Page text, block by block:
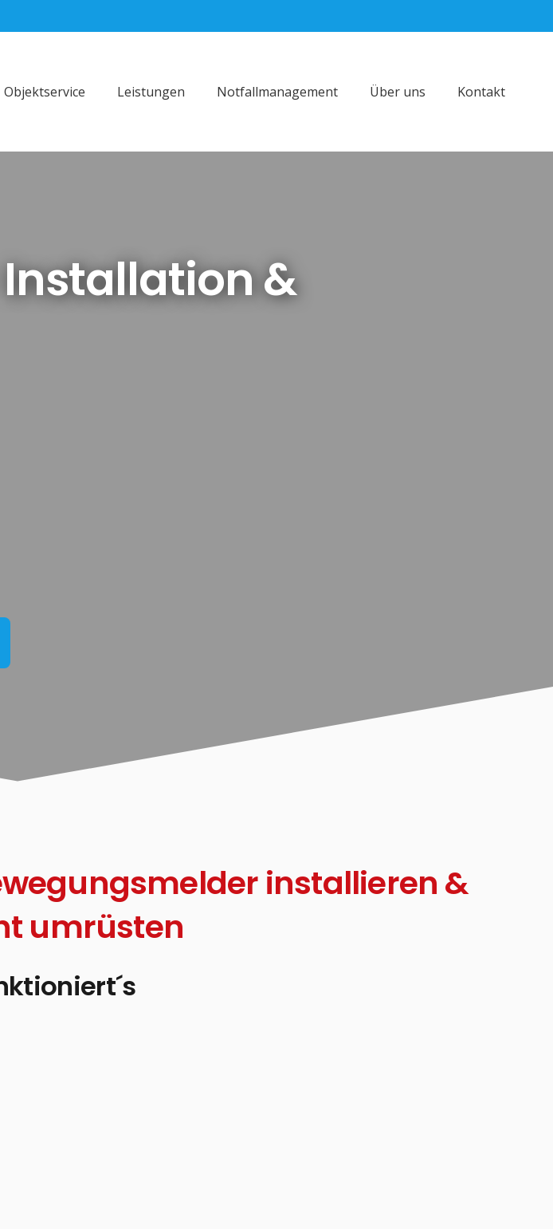
Objektservice Leistungen Notfallmanagement Über uns Kontakt
&
installieren &
umrüsten